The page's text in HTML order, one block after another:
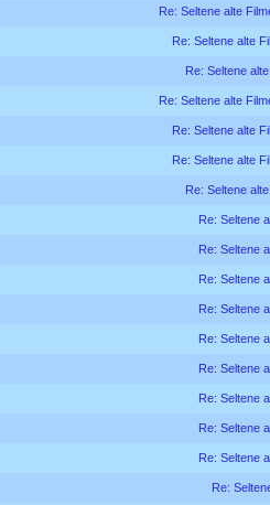
Re: Seltene alte
Re: Seltene alte
Re: Seltene
Re: Seltene alte
Re: Seltene alte
Re: Seltene alte
Re: Seltene
Re: Seltene
Re: Seltene
Re: Seltene
Re: Seltene
Re: Seltene
Re: Seltene
Re: Seltene
Re: Seltene
Re: Seltene
Re: